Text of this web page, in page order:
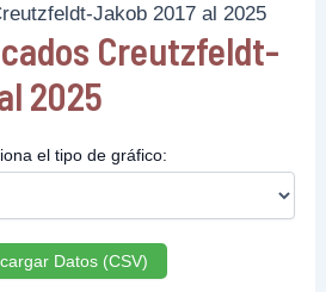
Jakob 2017 al 2025
Creutzfeldt-
2025
el tipo de gráfico:
Datos (CSV)